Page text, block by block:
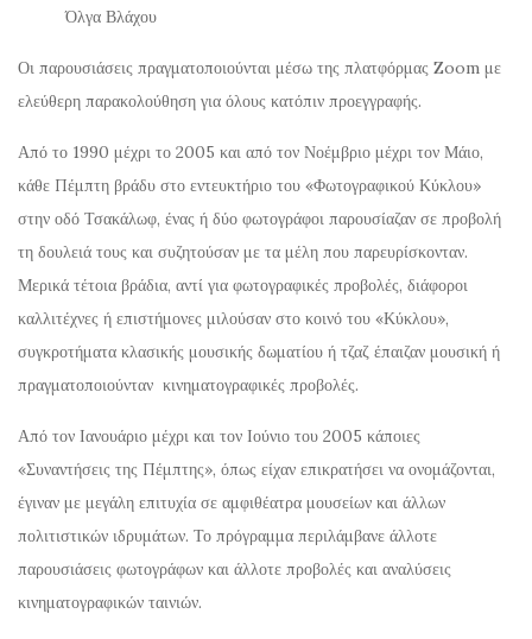
Όλγα Βλάχου
Οι παρουσιάσεις πραγματοποιούνται μέσω της πλατφόρμας Zoom με
ελεύθερη παρακολούθηση για όλους κατόπιν προεγγραφής.
Από το 1990 μέχρι το 2005 και από τον Νοέμβριο μέχρι τον Μάιο,
κάθε Πέμπτη βράδυ στο εντευκτήριο του «Φωτογραφικού Κύκλου»
στην οδό Τσακάλωφ, ένας ή δύο φωτογράφοι παρουσίαζαν σε προβολή
τη δουλειά τους και συζητούσαν με τα μέλη που παρευρίσκονταν.
Μερικά τέτοια βράδια, αντί για φωτογραφικές προβολές, διάφοροι
καλλιτέχνες ή επιστήμονες μιλούσαν στο κοινό του «Κύκλου»,
συγκροτήματα κλασικής μουσικής δωματίου ή τζαζ έπαιζαν μουσική ή
πραγματοποιούνταν κινηματογραφικές προβολές.
Από τον Ιανουάριο μέχρι και τον Ιούνιο του 2005 κάποιες
«Συναντήσεις της Πέμπτης», όπως είχαν επικρατήσει να ονομάζονται,
έγιναν με μεγάλη επιτυχία σε αμφιθέατρα μουσείων και άλλων
πολιτιστικών ιδρυμάτων. Το πρόγραμμα περιλάμβανε άλλοτε
παρουσιάσεις φωτογράφων και άλλοτε προβολές και αναλύσεις
κινηματογραφικών ταινιών.